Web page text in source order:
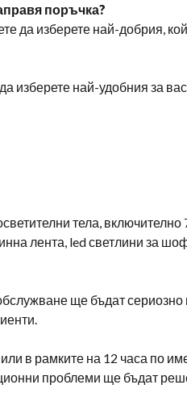
поръчка?
да изберете най-добрия,
изберете най-удобния за
тела,
лента, led светлини за
ще бъдат сериозно
в рамките на 12 часа по
проблеми ще бъдат